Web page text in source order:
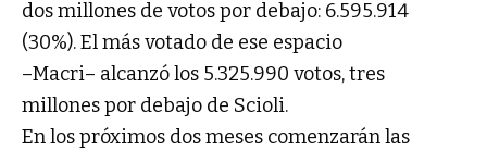
dos millones de votos por debajo: 6.595.914
(30%). El más votado de ese espacio
–Macri– alcanzó los 5.325.990 votos, tres
millones por debajo de Scioli.
En los próximos dos meses comenzarán las